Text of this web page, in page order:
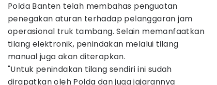
Polda Banten telah membahas penguatan
penegakan aturan terhadap pelanggaran jam
operasional truk tambang. Selain memanfaatkan
tilang elektronik, penindakan melalui tilang
manual juga akan diterapkan.
"Untuk penindakan tilang sendiri ini sudah
dirapatkan oleh Polda dan juga jajarannya